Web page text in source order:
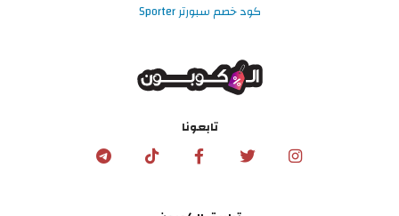
كود خصم سبورتر Sporter
تابعونا